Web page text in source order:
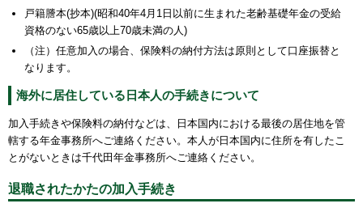
戸籍謄本(抄本)(昭和40年4月1日以前に生まれた老齢基礎年金の受給
資格のない65歳以上70歳未満の人)
（注）任意加入の場合、保険料の納付方法は原則として口座振替と
なります。
海外に居住している日本人の手続きについて
加入手続きや保険料の納付などは、日本国内における最後の居住地を管
轄する年金事務所へご連絡ください。本人が日本国内に住所を有したこ
とがないときは千代田年金事務所へご連絡ください。
退職されたかたの加入手続き